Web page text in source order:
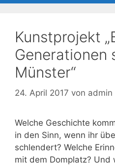
Kunstprojekt
Generationen
Münster“
24. April 2017 von admin
Welche Geschichte
in den Sinn, wenn ihr
schlendert? Welche
mit dem Domplatz? Und